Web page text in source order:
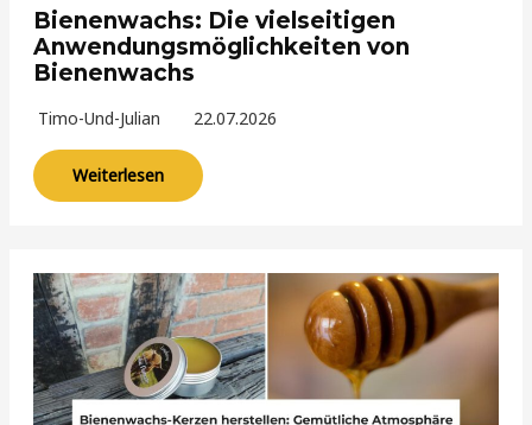
Bienenwachs: Die vielseitigen
Anwendungsmöglichkeiten von
Bienenwachs
Timo-Und-Julian 22.07.2026
Weiterlesen